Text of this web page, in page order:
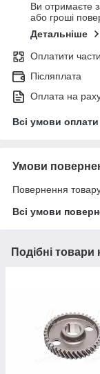
Ви отримаєте
або гроші
Детальніше
Оплатити
Післяплата
Оплата на
Всі умови оплати
Умови
Повернення
Всі умови
Подібні товари